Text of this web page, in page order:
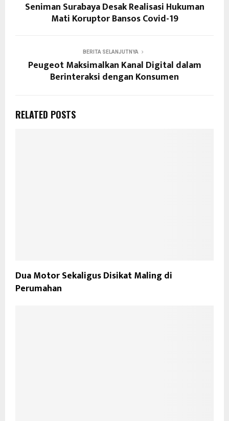
Seniman Surabaya Desak Realisasi Hukuman
Mati Koruptor Bansos Covid-19
BERITA SELANJUTNYA
Peugeot Maksimalkan Kanal Digital dalam
Berinteraksi dengan Konsumen
RELATED POSTS
Dua Motor Sekaligus Disikat Maling di
Perumahan